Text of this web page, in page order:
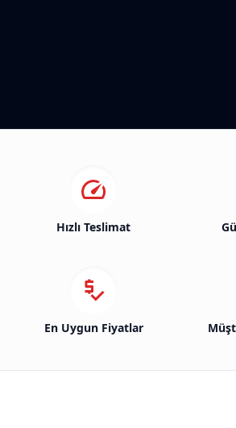
Hızlı Teslimat
En Uygun Fiyatlar